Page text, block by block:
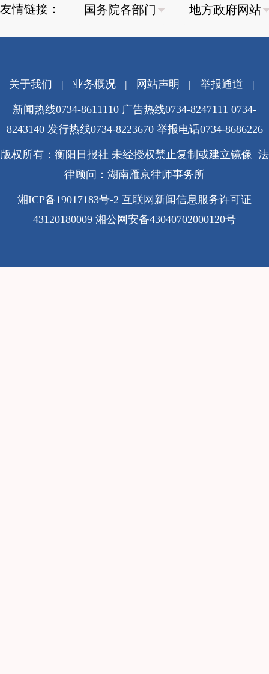
友情链接：
关于我们 | 业务概况| 网站声明 | 举报通道 |
新闻热线0734-8611110 广告热线0734-8247111 0734-
8243140 发行热线0734-8223670 举报电话0734-8686226
版权所有：衡阳日报社 未经授权禁止复制或建立镜像 法
律顾问：湖南雁京律师事务所
湘ICP备19017183号-2 互联网新闻信息服务许可证
43120180009 湘公网安备43040702000120号